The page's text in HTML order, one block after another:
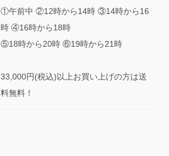
①午前中 ②12時から14時 ③14時から16
時 ④16時から18時
⑤18時から20時 ⑥19時から21時
33,000円(税込)以上お買い上げの方は送
料無料！